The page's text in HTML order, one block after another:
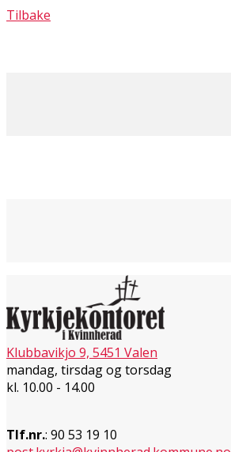
Tilbake
Klubbavikjo 9, 5451 Valen
mandag, tirsdag og torsdag
kl. 10.00 - 14.00
Tlf.nr.: 90 53 19 10